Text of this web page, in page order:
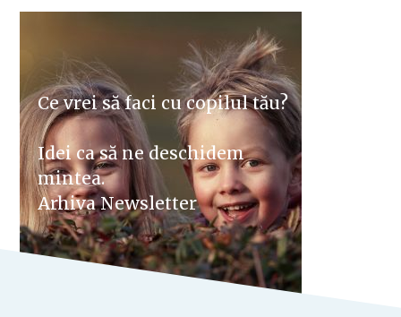
Ce vrei să faci cu copilul tău?
Idei ca să ne deschidem
mintea.
Arhiva Newsletter